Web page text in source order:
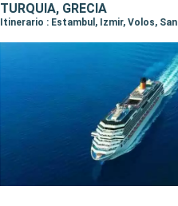
TURQUÍA, GRECIA
Itinerario : Estambul, Izmir, Volos,